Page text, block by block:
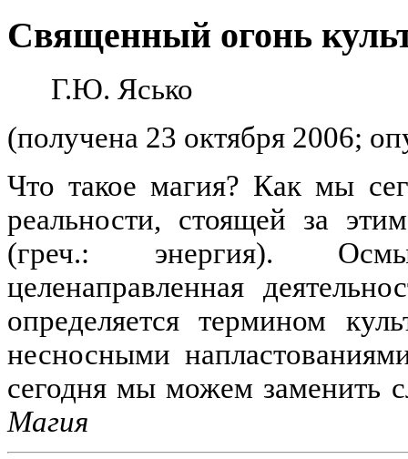
Священный огонь
Г.Ю. Ясько
(получена 23 октября 2006;
Что такое магия? Как мы
реальности, стоящей за
(греч.: энергия).
целенаправленная
определяется термином
несносными
сегодня мы можем заменить
Магия